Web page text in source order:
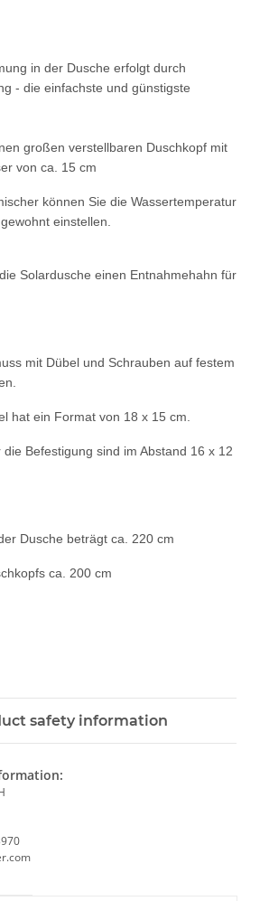
in der Dusche erfolgt durch
- die einfachste und günstigste
großen verstellbaren Duschkopf mit
von ca. 15 cm
können Sie die Wassertemperatur
einstellen.
Solardusche einen Entnahmehahn für
mit Dübel und Schrauben auf festem
hat ein Format von 18 x 15 cm.
Befestigung sind im Abstand 16 x 12
Dusche beträgt ca. 220 cm
ca. 200 cm
safety information